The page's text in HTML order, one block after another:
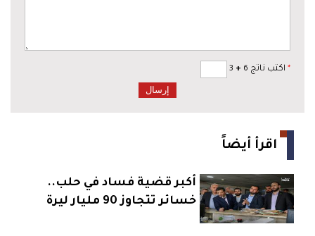
* اكتب ناتج 6 +
اقرأ أيضاً
أكبر قضية فساد في حلب..
خسائر تتجاوز 90 مليار ليرة